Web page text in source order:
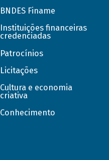
BNDES Finame
Instituições financeiras
credenciadas
Patrocínios
Licitações
Cultura e economia
criativa
Conhecimento